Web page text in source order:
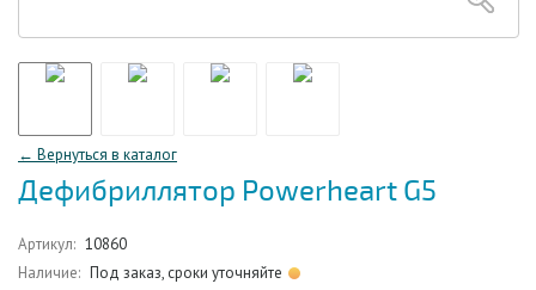
← Вернуться в каталог
Дефибриллятор Powerheart G5
Артикул: 10860
Наличие: Под заказ, сроки уточняйте